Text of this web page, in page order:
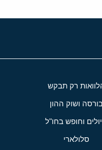
רק תבקש
ושוק ההון
וחופש בחו"ל
סלולארי